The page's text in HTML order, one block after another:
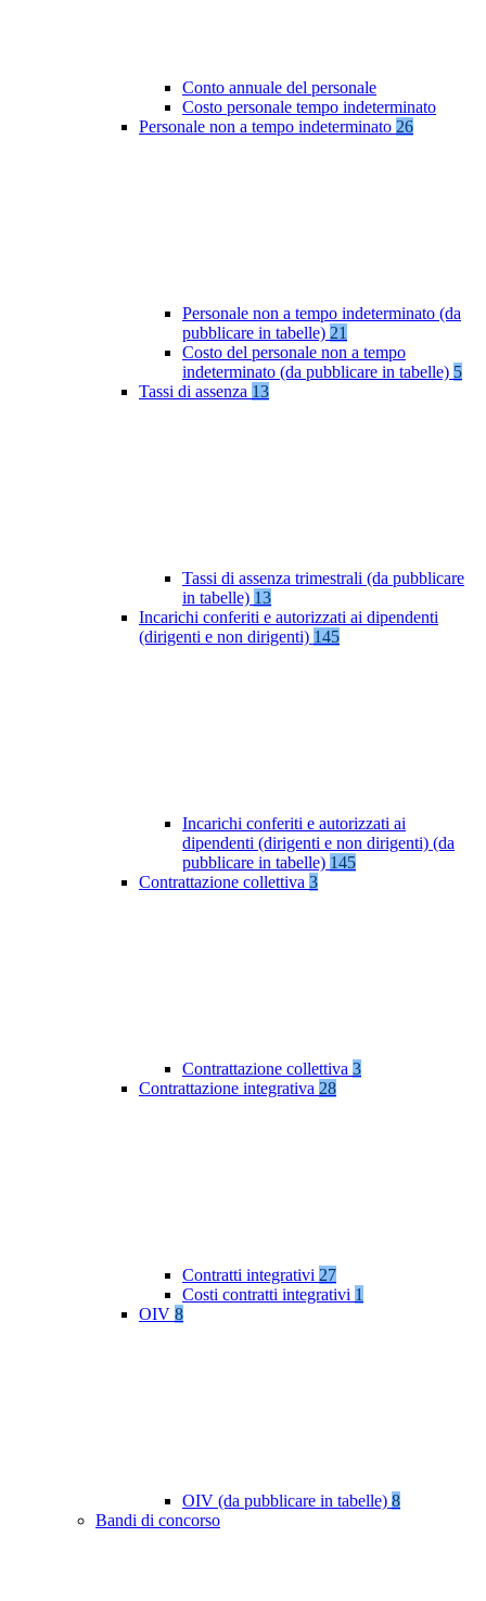
Conto annuale del personale
Costo personale tempo indeterminato
Personale non a tempo indeterminato 26
Personale non a tempo indeterminato (da
pubblicare in tabelle) 21
Costo del personale non a tempo
indeterminato (da pubblicare in tabelle) 5
Tassi di assenza 13
Tassi di assenza trimestrali (da pubblicare
in tabelle) 13
Incarichi conferiti e autorizzati ai dipendenti
(dirigenti e non dirigenti) 145
Incarichi conferiti e autorizzati ai
dipendenti (dirigenti e non dirigenti) (da
pubblicare in tabelle) 145
Contrattazione collettiva 3
Contrattazione collettiva 3
Contrattazione integrativa 28
Contratti integrativi 27
Costi contratti integrativi 1
OIV 8
OIV (da pubblicare in tabelle) 8
Bandi di concorso